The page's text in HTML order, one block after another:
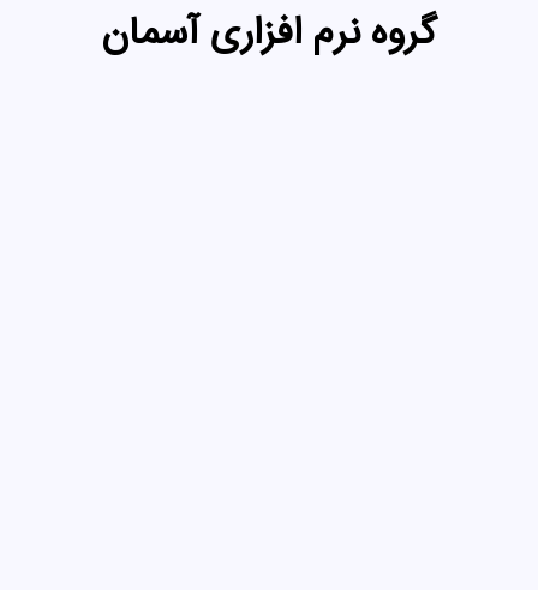
گروه نرم افزاری آسمان